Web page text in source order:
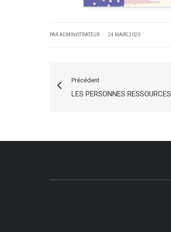
PAR ADMINISTRATEUR 24 MARS 2020
Précédent
LES PERSONNES RESSOURCES